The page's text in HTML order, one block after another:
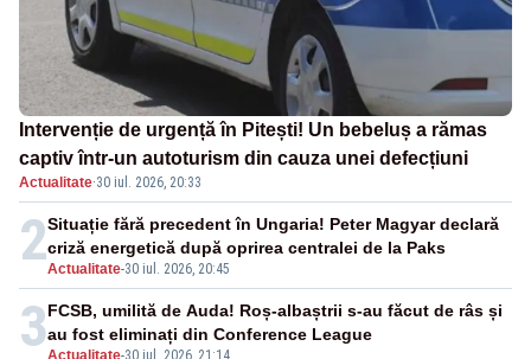
Intervenție de urgență în Pitești! Un bebeluș a rămas
captiv într-un autoturism din cauza unei defecțiuni
Actualitate·30 iul. 2026, 20:33
2Actualitate-30 iul. 2026, 20:45
Situație fără precedent în Ungaria! Peter Magyar declară
criză energetică după oprirea centralei de la Paks
3Actualitate-30 iul. 2026, 21:14
FCSB, umilită de Auda! Roș-albaștrii s-au făcut de râs și
au fost eliminați din Conference League